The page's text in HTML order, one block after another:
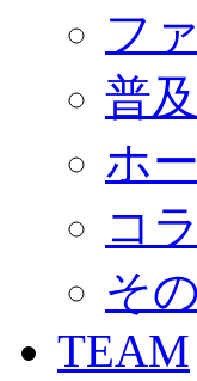
コーチ&ス
ジュニア
ジュニア
ユース
練習拠点
SCHOOL
CLUB
パートナ
クラブ理
サステナ
Web制作
応援プロ
フ
普
ホ
コ
そ
TEAM